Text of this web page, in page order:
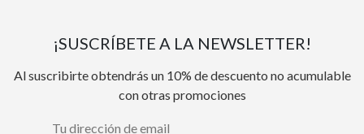
¡SUSCRÍBETE A LA NEWSLETTER!
Al suscribirte obtendrás un 10% de descuento no acumulable
con otras promociones